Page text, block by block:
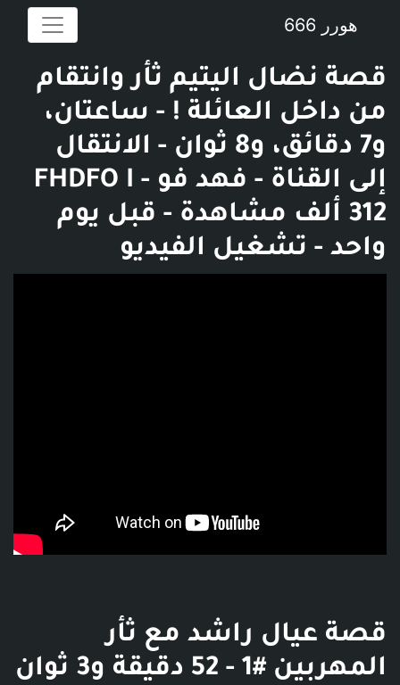
هورر 666
قصة نضال اليتيم ثأر وانتقام
من داخل العائلة ! - ساعتان،
و7 دقائق، و8 ثوان - الانتقال
إلى القناة - فهد فو FHDFO I -
312 ألف مشاهدة - قبل يوم
واحد - تشغيل الفيديو
قصة عيال راشد مع ثأر
المهربين #1 - 52 دقيقة و3 ثوان